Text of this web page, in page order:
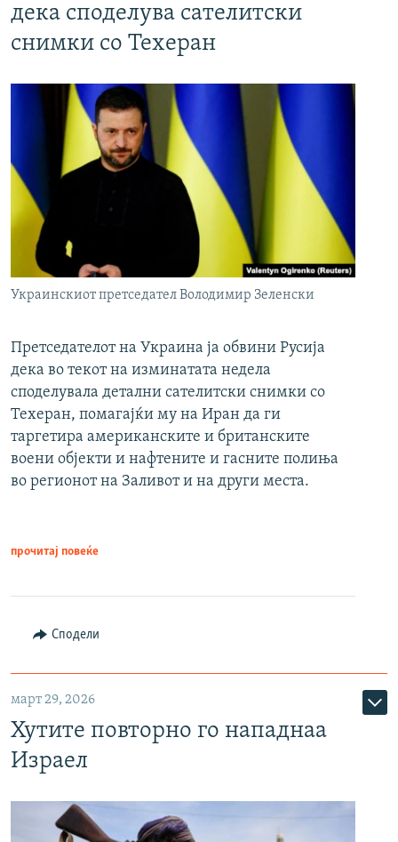
дека споделува сателитски
снимки со Техеран
Украинскиот претседател Володимир Зеленски
Претседателот на Украина ја обвини Русија
дека во текот на изминатата недела
споделувала детални сателитски снимки со
Техеран, помагајќи му на Иран да ги
таргетира американските и британските
воени објекти и нафтените и гасните полиња
во регионот на Заливот и на други места.
прочитај повеќе
Сподели
март 29, 2026
Хутите повторно го нападнаа
Израел